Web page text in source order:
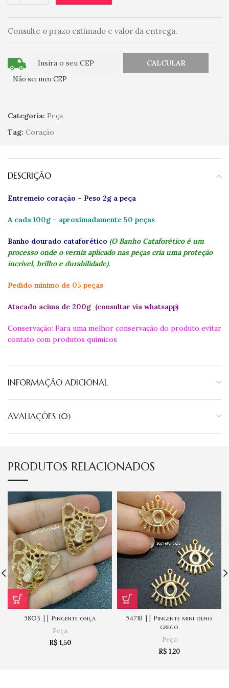
Consulte o prazo estimado e valor da entrega.
Não sei meu CEP
Categoria: Peça
Tag: Coração
DESCRIÇÃO
Entremeio coração – Peso 2g a peça
A cada 100g – aproximadamente 50 peças
Banho dourado cataforético (O Banho Cataforético é um
processo onde o verniz aplicado nas peças cria uma proteção
incrível, brilho e durabilidade).
Pedido mínimo de 05 peças
Atacado acima de 200g (consultar via whatsapp)
Conservação: Para uma melhor conservação do produto evitar
contato com produtos químicos
INFORMAÇÃO ADICIONAL
AVALIAÇÕES (0)
PRODUTOS RELACIONADOS
5803 || Pingente onça
Peça
R$ 1,50
5471B || Pingente mini olho
grego
Peça
R$ 1,20